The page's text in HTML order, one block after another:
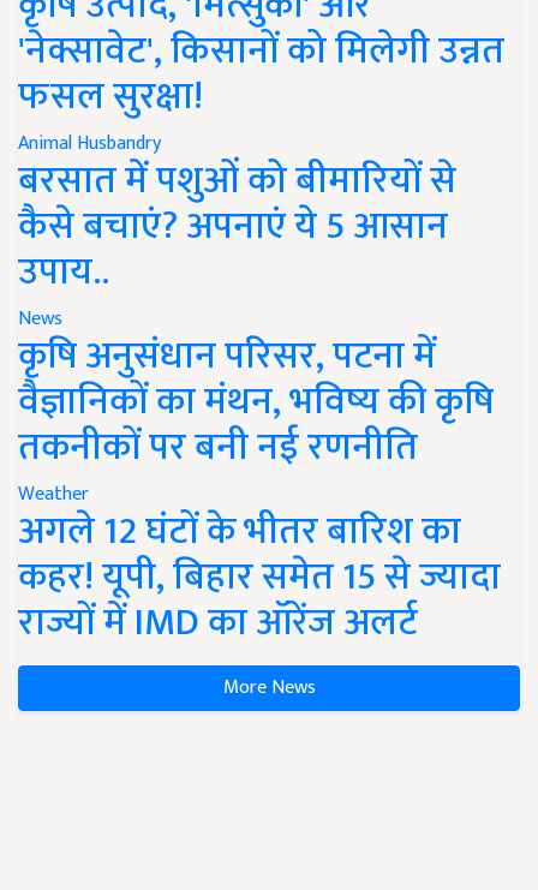
'नेक्सावेट', किसानों को मिलेगी उन्नत
फसल सुरक्षा!
Animal Husbandry
बरसात में पशुओं को बीमारियों से
कैसे बचाएं? अपनाएं ये 5 आसान
उपाय..
News
कृषि अनुसंधान परिसर, पटना में
वैज्ञानिकों का मंथन, भविष्य की कृषि
तकनीकों पर बनी नई रणनीति
Weather
अगले 12 घंटों के भीतर बारिश का
कहर! यूपी, बिहार समेत 15 से ज्यादा
राज्यों में IMD का ऑरेंज अलर्ट
More News